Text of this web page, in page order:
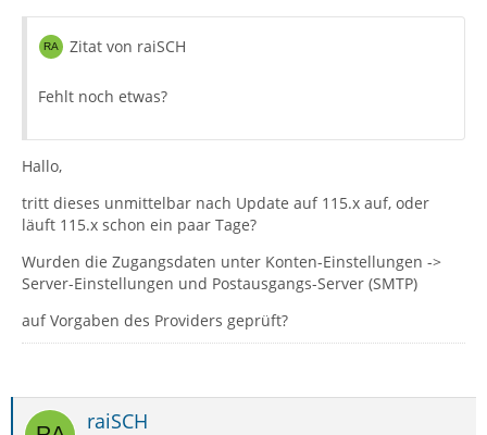
Zitat von raiSCH
Fehlt noch etwas?
Hallo,
tritt dieses unmittelbar nach Update auf 115.x auf, oder
läuft 115.x schon ein paar Tage?
Wurden die Zugangsdaten unter Konten-Einstellungen ->
Server-Einstellungen und Postausgangs-Server (SMTP)
auf Vorgaben des Providers geprüft?
raiSCH